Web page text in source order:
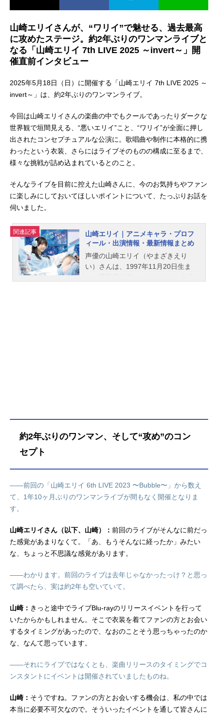
山崎エリイさんが、“ワリイ”で魅せる、過去最高
に攻めたステージ。約2年ぶりのワンマンライブと
なる「山崎エリイ 7th LIVE 2025 ～invert～」開
催直前インタビュー
2025年5月18日（日）に開催する「山崎エリイ 7th LIVE 2025 ～
invert～」は、約2年ぶりのワンマンライブ。
今回は山崎エリイさんの楽曲の中でもクールであったりダークな
世界観で垣間見える、“悪いエリイ”こと、“ワリイ”が全面に押し
出されたコンセプチュアルな公演に。歌唱曲や制作に本格的に携
わったという衣装、さらにはライブそのものの構成に至るまで、
様々な挑戦が詰め込まれているとのこと。
そんなライブを目前に控えた山崎さんに、今のお気持ちやファン
に楽しみにしておいてほしいポイントについて、たっぷりお話を
伺いました。
関連記事
山崎エリイ｜アニメキャラ・プロフ
ィール・出演情報・最新情報まとめ
声優の山崎エリイ（やまざきえり
い）さんは、1997年11月20日生ま
約2年ぶりのワンマン、そして“攻め”のコン
セプト
――前回の「山崎エリイ 6th LIVE 2023 〜Bubble〜」から数え
て、1年10ヶ月ぶりのワンマンライブが間もなく開催となりま
す。
山崎エリイさん（以下、山崎）： 前回のライブがそんなに前だっ
た感覚があまりなくて。「あ、もうそんなに経ったか」みたい
な、ちょっと不思議な感覚があります。
――わかります。前回のライブは去年じゃなかったっけ？と思っ
て調べたら、実は約2年も空いていて。
山崎： きっと途中でライブBlu-rayのリリースイベントを行って
いたからかもしれません。そこで衣装を着てファンの方とお会い
するタイミングがあったので、なおのことそう思っちゃったのか
な、なんて思っています。
――それにライブではなくとも、楽曲リリースのタイミングでコ
ンスタントにイベントは開催されていましたものね。
山崎： そうですね。ファンの方とお会いする機会は、私の中では
本当に必要不可欠なので。そういったイベントを通して皆さんに